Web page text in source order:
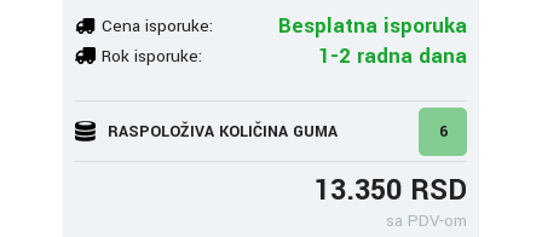
Cena isporuke: Besplatna isporuka
Rok isporuke: 1-2 radna dana
RASPOLOŽIVA KOLIČINA GUMA 6
13.350 RSD
sa PDV-om